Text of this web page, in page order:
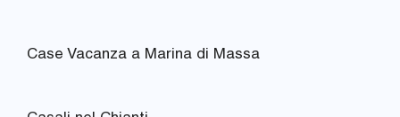
Case Vacanza a Marina di Massa